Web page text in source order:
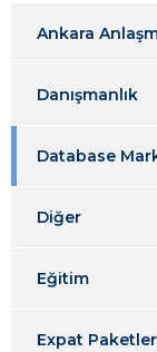
Ankara
Danışmanlık
Database
Diğer
Eğitim
Expat